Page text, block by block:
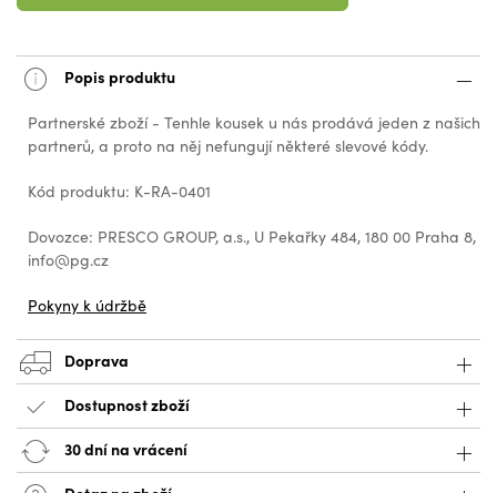
Popis produktu
Partnerské zboží - Tenhle kousek u nás prodává jeden z našich
partnerů, a proto na něj nefungují některé slevové kódy.
Kód produktu: K-RA-0401
Dovozce: PRESCO GROUP, a.s., U Pekařky 484, 180 00 Praha 8,
info@pg.cz
Pokyny k údržbě
Doprava
Dostupnost zboží
30 dní na vrácení